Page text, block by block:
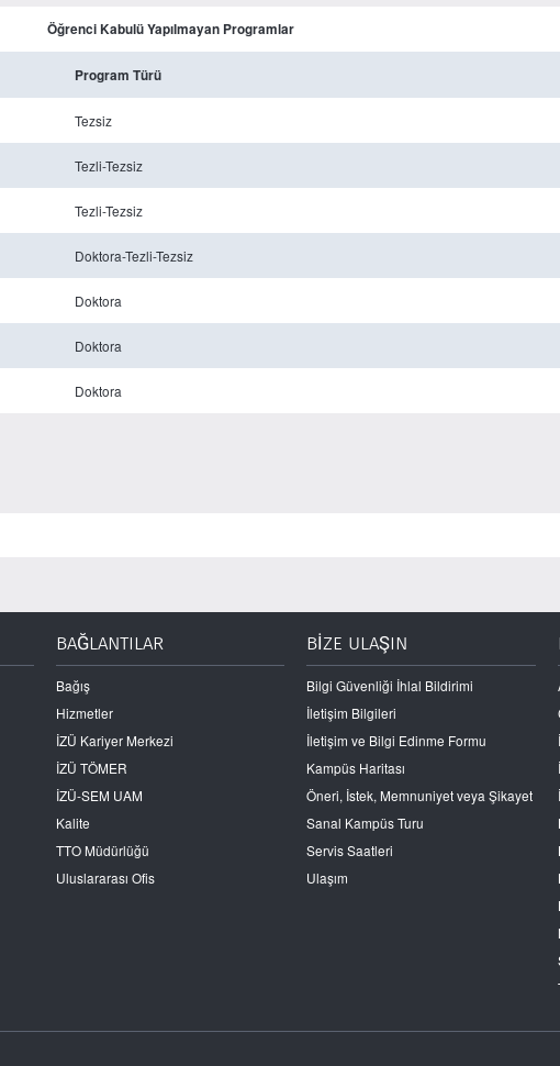
Öğrenci Kabulü Yapılmayan Programlar
Program Türü
Tezsiz
Tezli-Tezsiz
Tezli-Tezsiz
Doktora-Tezli-Tezsiz
Doktora
Doktora
Doktora
BAĞLANTILAR
Bağış
Hizmetler
İZÜ Kariyer Merkezi
İZÜ TÖMER
İZÜ-SEM UAM
Kalite
TTO Müdürlüğü
Uluslararası Ofis
BİZE ULAŞIN
Bilgi Güvenliği İhlal Bildirimi
İletişim Bilgileri
İletişim ve Bilgi Edinme Formu
Kampüs Haritası
Öneri, İstek, Memnuniyet veya Şikayet
Sanal Kampüs Turu
Servis Saatleri
Ulaşım